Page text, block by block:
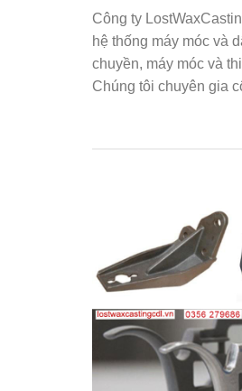
Công ty
hệ thống máy móc và
chuyền, máy móc và
Chúng tôi chuyên gia